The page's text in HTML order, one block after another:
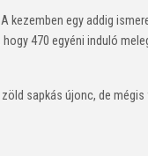
kezemben egy addig
470 egyéni induló
sapkás újonc, de